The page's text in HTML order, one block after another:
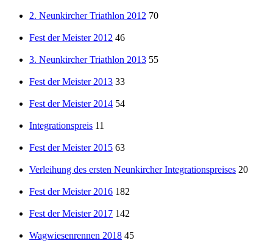
2. Neunkircher Triathlon 2012 70
Fest der Meister 2012 46
3. Neunkircher Triathlon 2013 55
Fest der Meister 2013 33
Fest der Meister 2014 54
Integrationspreis 11
Fest der Meister 2015 63
Verleihung des ersten Neunkircher Integrationspreises 20
Fest der Meister 2016 182
Fest der Meister 2017 142
Wagwiesenrennen 2018 45